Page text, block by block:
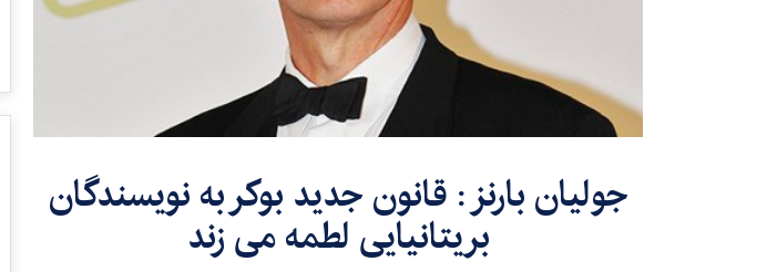
جولیان بارنز : قانون جدید بوکر به نویسندگان
بریتانیایی لطمه می زند